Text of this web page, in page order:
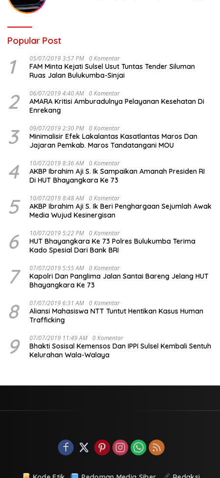
Popular Post
1 05/07/2019 3:57 PM 0 Komentar
FAM Minta Kejati Sulsel Usut Tuntas Tender Siluman
Ruas Jalan Bulukumba-Sinjai
2 06/07/2019 4:40 AM 0 Komentar
AMARA Kritisi Amburadulnya Pelayanan Kesehatan Di
Enrekang
3 09/07/2019 2:30 PM 0 Komentar
Minimalisir Efek Lakalantas Kasatlantas Maros Dan
Jajaran Pemkab. Maros Tandatangani MOU
4 10/07/2019 8:36 AM 0 Komentar
AKBP Ibrahim Aji S. Ik Sampaikan Amanah Presiden RI
Di HUT Bhayangkara Ke 73
5 10/07/2019 8:48 AM 0 Komentar
AKBP Ibrahim Aji S. Ik Beri Penghargaan Sejumlah Awak
Media Wujud Kesinergisan
6 10/07/2019 5:22 PM 0 Komentar
HUT Bhayangkara Ke 73 Polres Bulukumba Terima
Kado Spesial Dari Bank BRI
7 07/07/2019 5:55 AM 0 Komentar
Kapolri Dan Panglima Jalan Santai Bareng Jelang HUT
Bhayangkara Ke 73
8 07/07/2019 6:31 AM 0 Komentar
Aliansi Mahasiswa NTT Tuntut Hentikan Kasus Human
Trafficking
9 07/07/2019 11:49 AM 0 Komentar
Bhakti Sosisal Kemensos Dan IPPI Sulsel Kembali Sentuh
Kelurahan Wala-Walaya